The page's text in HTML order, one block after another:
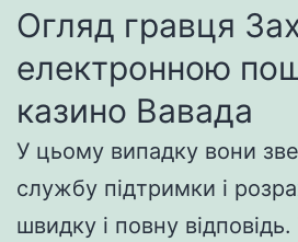
Огляд гравця
електронною
казино Вавада
У цьому випадку вони
службу підтримки і
швидку і повну